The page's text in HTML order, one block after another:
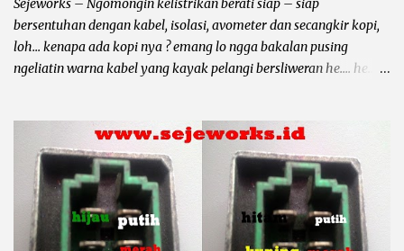
110 : 6301 RS / Honda Revo FI :...
Sejeworks – Ngomongin kelistrikan berati siap – siap
bersentuhan dengan kabel, isolasi, avometer dan secangkir kopi,
loh... kenapa ada kopi nya ? emang lo ngga bakalan pusing
ngeliatin warna kabel yang kayak pelangi bersliweran he.... he...
Bagi para bro pemakai motor beat perlu tahu, honda beat
karburator memakai jenis pengapian DC (direct current) alias
arus searah. Maka sumber arus pengapian berasal dari accu
bukan dari spul pengapian (merah/hitam) terus apa gunanya spul
magnet pada honda beat karbu ? pertama sebagai pulser dan
yang kedua sebagai sumber pengisian dan penerangan. Berarti